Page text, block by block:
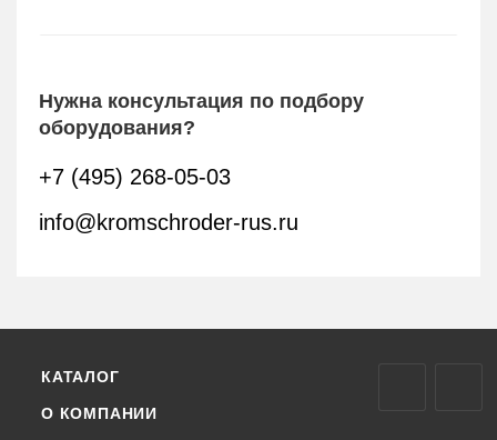
Нужна консультация по подбору
оборудования?
+7 (495) 268-05-03
info@kromschroder-rus.ru
КАТАЛОГ
О КОМПАНИИ